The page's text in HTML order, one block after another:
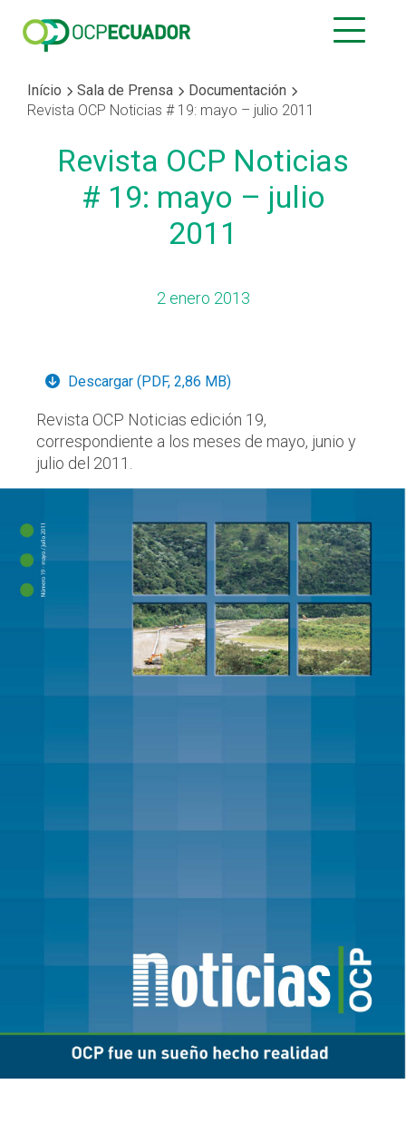
Início Sala de Prensa
Documentación
Revista OCP Noticias # 19: mayo – julio 2011
Revista OCP Noticias
# 19: mayo – julio
2011
2 enero 2013
Descargar (PDF, 2,86 MB)
Revista OCP Noticias edición 19,
correspondiente a los meses de mayo, junio y
julio del 2011.